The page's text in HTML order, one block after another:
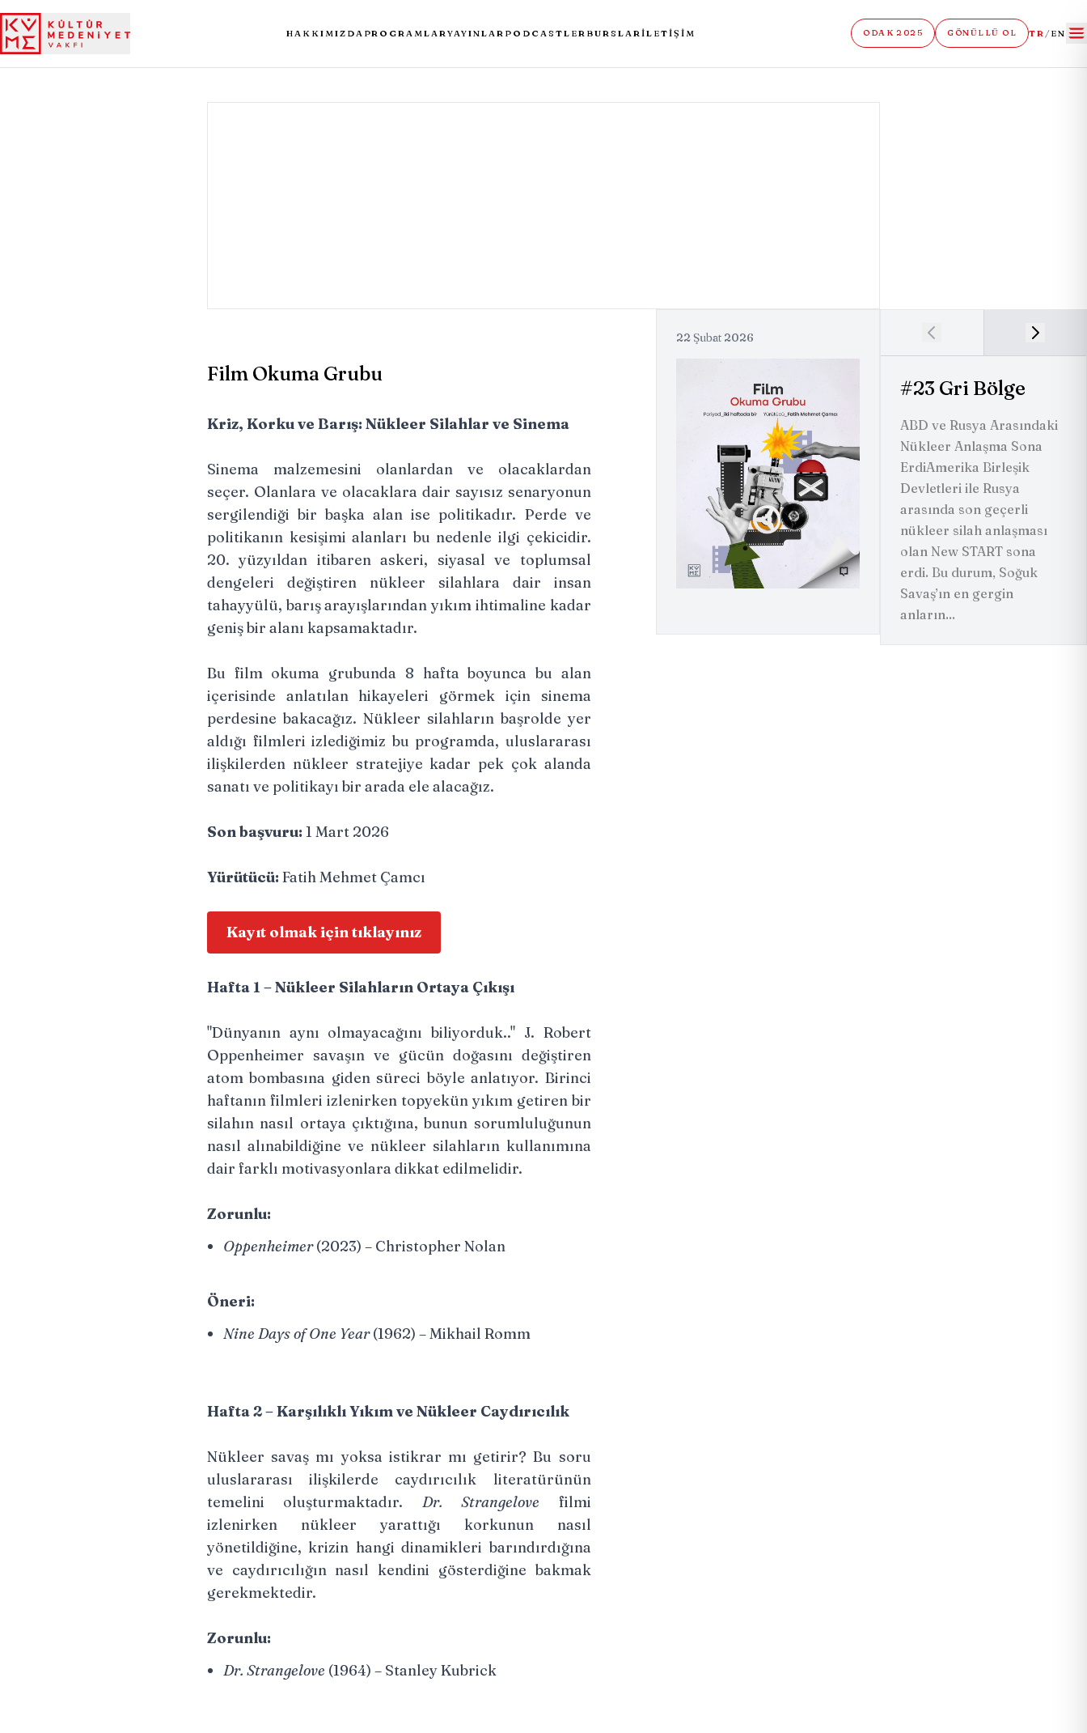
HAKKIMIZDA PROGRAMLARYAYINLAR PODCASTLER BURSLARİLETIŞIM ODAK 2025 GÖNÜLLÜ OL TR /EN
Film Okuma Grubu
Kriz, Korku ve Barış: Nükleer Silahlar ve Sinema
Sinema malzemesini olanlardan ve olacaklardan
seçer. Olanlara ve olacaklara dair sayısız senaryonun
sergilendiği bir başka alan ise politikadır. Perde ve
politikanın kesişimi alanları bu nedenle ilgi çekicidir.
20. yüzyıldan itibaren askeri, siyasal ve toplumsal
dengeleri değiştiren nükleer silahlara dair insan
tahayyülü, barış arayışlarından yıkım ihtimaline kadar
geniş bir alanı kapsamaktadır.
Bu film okuma grubunda 8 hafta boyunca bu alan
içerisinde anlatılan hikayeleri görmek için sinema
perdesine bakacağız. Nükleer silahların başrolde yer
aldığı filmleri izlediğimiz bu programda, uluslararası
ilişkilerden nükleer stratejiye kadar pek çok alanda
sanatı ve politikayı bir arada ele alacağız.
Son başvuru: 1 Mart 2026
Yürütücü: Fatih Mehmet Çamcı
Kayıt olmak için tıklayınız
Hafta 1 – Nükleer Silahların Ortaya Çıkışı
"Dünyanın aynı olmayacağını biliyorduk.." J. Robert
Oppenheimer savaşın ve gücün doğasını değiştiren
atom bombasına giden süreci böyle anlatıyor. Birinci
haftanın filmleri izlenirken topyekün yıkım getiren bir
silahın nasıl ortaya çıktığına, bunun sorumluluğunun
nasıl alınabildiğine ve nükleer silahların kullanımına
dair farklı motivasyonlara dikkat edilmelidir.
Zorunlu:
Oppenheimer(2023) – Christopher Nolan
Öneri:
Nine Days of One Year(1962) – Mikhail Romm
Hafta 2 – Karşılıklı Yıkım ve Nükleer Caydırıcılık
Nükleer savaş mı yoksa istikrar mı getirir? Bu soru
uluslararası ilişkilerde caydırıcılık literatürünün
temelini oluşturmaktadır. Dr. Strangelove filmi
izlenirken nükleer yarattığı korkunun nasıl
yönetildiğine, krizin hangi dinamikleri barındırdığına
ve caydırıcılığın nasıl kendini gösterdiğine bakmak
gerekmektedir.
Zorunlu:
Dr. Strangelove (1964) – Stanley Kubrick
22 Şubat 2026
#23 Gri Bölge
ABD ve Rusya Arasındaki
Nükleer Anlaşma Sona
ErdiAmerika Birleşik
Devletleri ile Rusya
arasında son geçerli
nükleer silah anlaşması
olan New START sona
erdi. Bu durum, Soğuk
Savaş’ın en gergin
anların...